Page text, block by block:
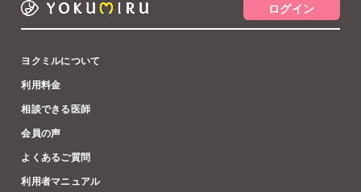
ログイン
ヨクミルについて
利用料金
相談できる医師
会員の声
よくあるご質問
利用者マニュアル